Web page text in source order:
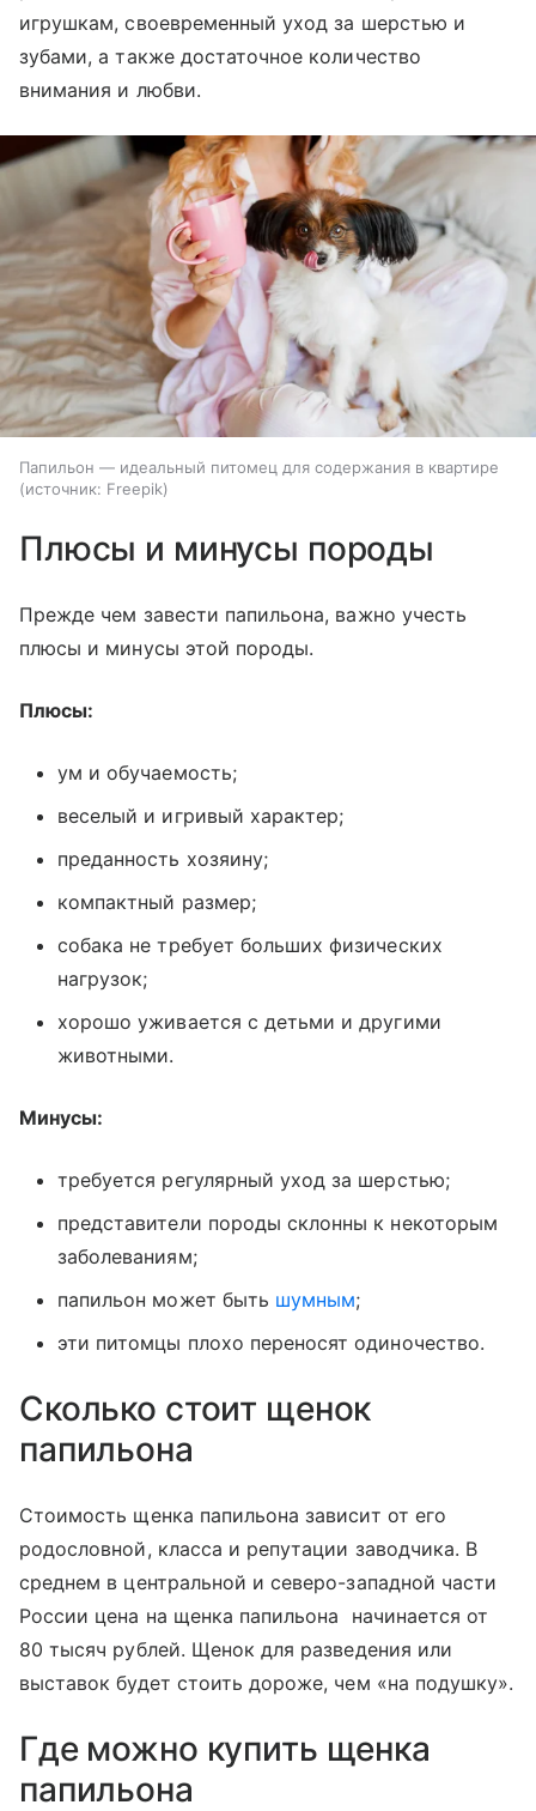
игрушкам, своевременный уход за шерстью и
зубами, а также достаточное количество
внимания и любви.
Папильон — идеальный питомец для содержания в квартире
источник: Freepik
Плюсы и минусы породы
Прежде чем завести папильона, важно учесть
плюсы и минусы этой породы.
Плюсы:
ум и обучаемость;
веселый и игривый характер;
преданность хозяину;
компактный размер;
собака не требует больших физических
нагрузок;
хорошо уживается с детьми и другими
животными.
Минусы:
требуется регулярный уход за шерстью;
представители породы склонны к некоторым
заболеваниям;
папильон может быть шумным;
эти питомцы плохо переносят одиночество.
Сколько стоит щенок
папильона
Стоимость щенка папильона зависит от его
родословной, класса и репутации заводчика. В
среднем в центральной и северо-западной части
России цена на щенка папильона начинается от
80 тысяч рублей. Щенок для разведения или
выставок будет стоить дороже, чем «на подушку».
Где можно купить щенка
папильона